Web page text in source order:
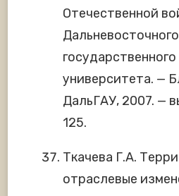
Отечественной
Дальневосточного
государственного
университета. —
ДальГАУ, 2007. —
125.
Ткачева Г.А.
отраслевые